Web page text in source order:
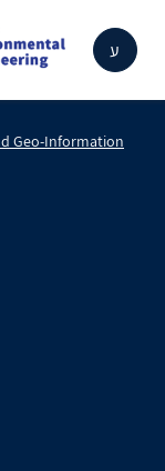
ע
Geo-Information